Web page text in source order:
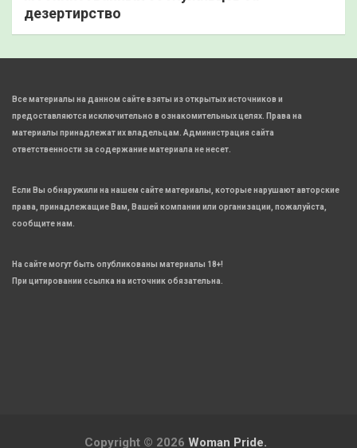
дезертирство
Все материалы на данном сайте взяты из открытых источников и
предоставляются исключительно в ознакомительных целях. Права на
материалы принадлежат их владельцам. Администрация сайта
ответственности за содержание материала не несет.
Если Вы обнаружили на нашем сайте материалы, которые нарушают авторские
права, принадлежащие Вам, Вашей компании или организации, пожалуйста,
сообщите нам.
На сайте могут быть опубликованы материалы 18+!
При цитировании ссылка на источник обязательна.
Copyright © 2026 Woman Pride.